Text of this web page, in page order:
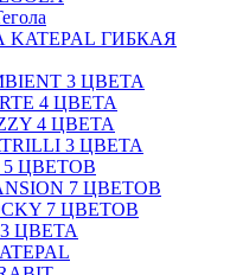
ГИБКАЯ
3 ЦВЕТА
4 ЦВЕТА
4 ЦВЕТА
3 ЦВЕТА
ЦВЕТОВ
7 ЦВЕТОВ
7 ЦВЕТОВ
ЦВЕТА